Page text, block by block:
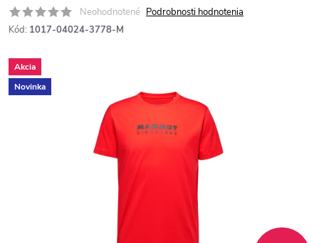
Neohodnotené Podrobnosti hodnotenia
Kód: 1017-04024-3778-M
Akcia
Novinka